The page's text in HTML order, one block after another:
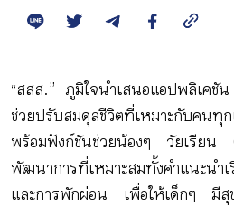
สื่อของแคมเปญ
กิจกรรม
“สสส.” ภูมิใจนำเสนอแอปพลิเคชั
ช่วยปรับสมดุลชีวิตที่เหมาะกับคน
พร้อมฟังก์ชันช่วยน้องๆ วัยเรีย
พัฒนาการที่เหมาะสมทั้งคำแนะนำเ
และการพักผ่อน เพื่อให้เด็กๆ มีสุ